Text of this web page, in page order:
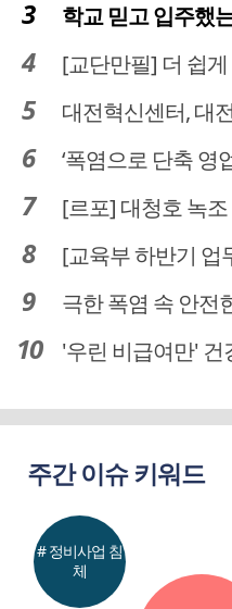
학교 믿고 입주했는데
[교단만필] 더 쉽게 만
대전혁신센터, 대전
‘폭염으로 단축 영
[르포] 대청호 녹조 시작점
[교육부 하반기 업무계획] 국가인재위원
극한 폭염 속 안전한
'우린 비급여만' 건강보험
주간 이슈 키워드
# 정비사업 침
체